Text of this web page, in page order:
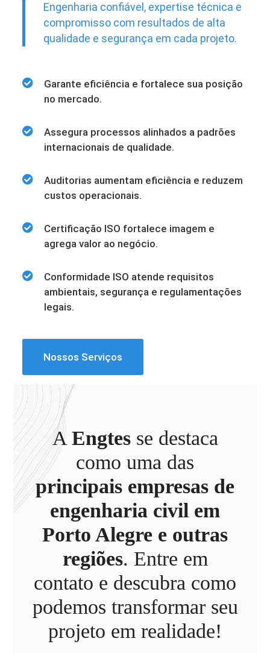
Engenharia confiável, expertise técnica e
compromisso com resultados de alta
qualidade e segurança em cada projeto.
Garante eficiência e fortalece sua posição
no mercado.
Assegura processos alinhados a padrões
internacionais de qualidade.
Auditorias aumentam eficiência e reduzem
custos operacionais.
Certificação ISO fortalece imagem e
agrega valor ao negócio.
Conformidade ISO atende requisitos
ambientais, segurança e regulamentações
legais.
Nossos Serviços
AEngtesse destaca
como uma das
principais empresas de
engenharia civil em
Porto Alegre e outras
regiões. Entre em
contato e descubra como
podemos transformar seu
projeto em realidade!